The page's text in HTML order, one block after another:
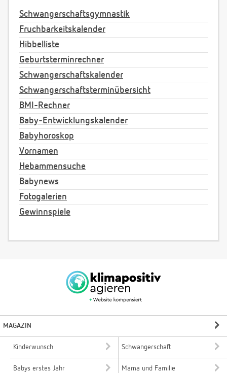
Schwangerschaftsgymnastik
Fruchbarkeitskalender
Hibbelliste
Geburtsterminrechner
Schwangerschaftskalender
Schwangerschaftsterminübersicht
BMI-Rechner
Baby-Entwicklungskalender
Babyhoroskop
Vornamen
Hebammensuche
Babynews
Fotogalerien
Gewinnspiele
MAGAZIN
Kinderwunsch Schwangerschaft
Babys erstes Jahr Mama und Familie